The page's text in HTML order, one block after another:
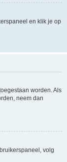
en klik je op
worden. Als
neem dan
volg